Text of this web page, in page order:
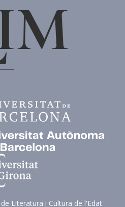
Literatura i Cultura de l'Edat